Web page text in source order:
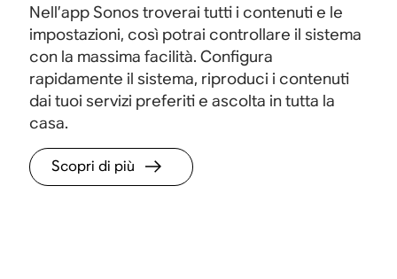
Nell’app Sonos troverai tutti i contenuti e le
impostazioni, così potrai controllare il sistema
con la massima facilità. Configura
rapidamente il sistema, riproduci i contenuti
dai tuoi servizi preferiti e ascolta in tutta la
casa.
Scopri di più